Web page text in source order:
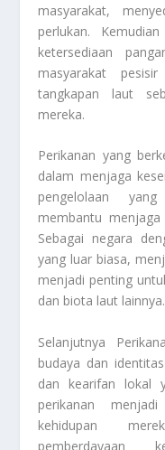
masyarakat,
perlukan.
ketersediaan
masyarakat
tangkapan laut
mereka.
Perikanan yang
dalam menjaga
pengelolaan
membantu
Sebagai negara
yang luar biasa,
menjadi penting
dan biota laut lainnya.
Selanjutnya
budaya dan
dan kearifan lokal
perikanan
kehidupan
pemberdayaan